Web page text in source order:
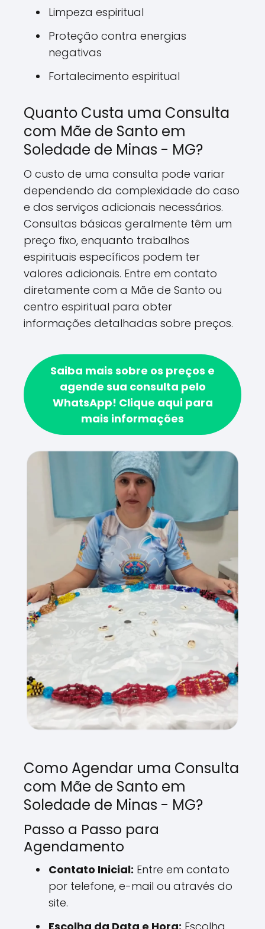
Limpeza espiritual
Proteção contra energias
negativas
Fortalecimento espiritual
Quanto Custa uma Consulta
com Mãe de Santo em
Soledade de Minas - MG?
O custo de uma consulta pode variar
dependendo da complexidade do caso
e dos serviços adicionais necessários.
Consultas básicas geralmente têm um
preço fixo, enquanto trabalhos
espirituais específicos podem ter
valores adicionais. Entre em contato
diretamente com a Mãe de Santo ou
centro espiritual para obter
informações detalhadas sobre preços.
Saiba mais sobre os preços e
agende sua consulta pelo
WhatsApp! Clique aqui para
mais informações
Como Agendar uma Consulta
com Mãe de Santo em
Soledade de Minas - MG?
Passo a Passo para
Agendamento
Contato Inicial: Entre em contato
por telefone, e-mail ou através do
site.